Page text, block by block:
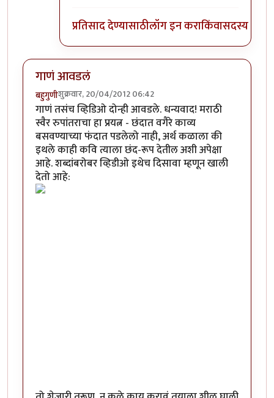
प्रतिसाद देण्यासाठीलॉग इन कराकिंवासदस्य व्हा
गाणं आवडलं
बहुगुणीशुक्रवार, 20/04/2012 06:42
गाणं तसंच व्हिडिओ दोन्ही आवडले. धन्यवाद! मराठी
स्वैर रुपांतराचा हा प्रयत्न - छंदात वगैरे काव्य
बसवण्याच्या फंदात पडलेलो नाही, अर्थ कळाला की
इथले काही कवि त्याला छंद-रूप देतील अशी अपेक्षा
आहे. शब्दांबरोबर व्हिडीओ इथेच दिसावा म्हणून खाली
देतो आहे: